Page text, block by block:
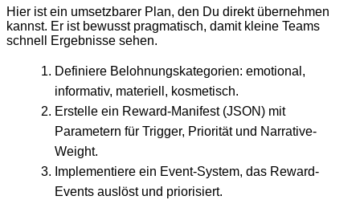
Hier ist ein umsetzbarer Plan, den Du direkt übernehmen
kannst. Er ist bewusst pragmatisch, damit kleine Teams
schnell Ergebnisse sehen.
Definiere Belohnungskategorien: emotional,
informativ, materiell, kosmetisch.
Erstelle ein Reward-Manifest (JSON) mit
Parametern für Trigger, Priorität und Narrative-
Weight.
Implementiere ein Event-System, das Reward-
Events auslöst und priorisiert.